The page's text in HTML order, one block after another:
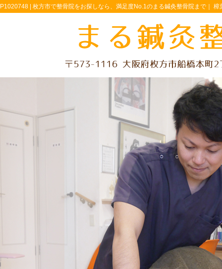
P1020748 | 枚方市で整骨院をお探しなら、満足度No.1のまる鍼灸整骨院まで｜ 樟